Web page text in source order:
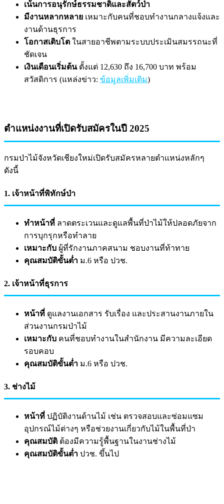
เน้นการอนุรักษ์ธรรมชาติและสัตว์ป่า
มีงานหลากหลาย เหมาะกับคนที่ชอบทำงานกลางแจ้งและ
งานด้านธุรการ
โอกาสเติบโต ในสายอาชีพตามระบบประเมินสมรรถนะที่
ชัดเจน
เงินเดือนเริ่มต้นตั้งแต่ 12,630 ถึง 16,700 บาท พร้อม
สวัสดิการ (แหล่งข่าว: ข้อมูลเพิ่มเติม)
ตำแหน่งงานที่เปิดรับสมัครในปี 2025
กรมป่าไม้จังหวัดเชียงใหม่เปิดรับสมัครหลายตำแหน่งหลักๆ
ดังนี้
1. เจ้าหน้าที่พิทักษ์ป่า
ทำหน้าที่ ลาดตระเวนและดูแลพื้นที่ป่าไม้ให้ปลอดภัยจาก
การบุกรุกหรือทำลาย
เหมาะกับ ผู้ที่รักงานภาคสนาม ชอบงานที่ท้าทาย
คุณสมบัติขั้นต่ำ ม.6 หรือ ปวช.
2. เจ้าหน้าที่ธุรการ
หน้าที่ ดูแลงานเอกสาร รับเรื่อง และประสานงานภายใน
ส่วนงานกรมป่าไม้
เหมาะกับ คนที่ชอบทำงานในสำนักงาน มีความละเอียด
รอบคอบ
คุณสมบัติขั้นต่ำ ม.6 หรือ ปวช.
3. ช่างไม้
หน้าที่ ปฏิบัติงานด้านไม้ เช่น ตรวจสอบและซ่อมแซม
อุปกรณ์ไม้ต่างๆ หรือช่วยงานเกี่ยวกับไม้ในพื้นที่ป่า
คุณสมบัติ ต้องมีความรู้พื้นฐานในงานช่างไม้
คุณสมบัติขั้นต่ำ ปวช. ขึ้นไป